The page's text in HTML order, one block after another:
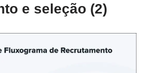
e seleção (2)